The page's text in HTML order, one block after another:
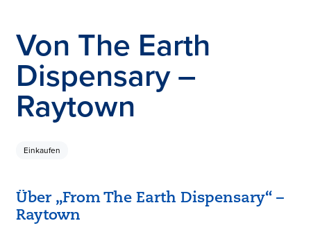
Von The Earth
Dispensary –
Raytown
Einkaufen
Über „From The Earth Dispensary“ –
Raytown